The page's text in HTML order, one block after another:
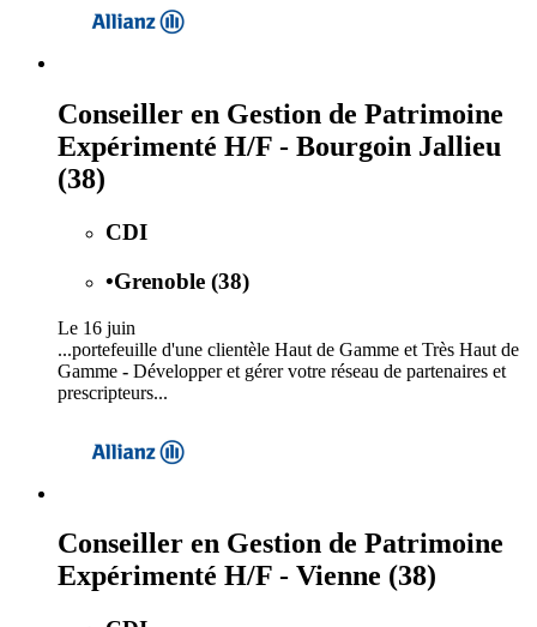
Conseiller en Gestion de Patrimoine
Expérimenté H/F - Bourgoin Jallieu
(38)
CDI
•Grenoble (38)
Le 16 juin
...portefeuille d'une clientèle Haut de Gamme et Très Haut de
Gamme - Développer et gérer votre réseau de partenaires et
prescripteurs...
Conseiller en Gestion de Patrimoine
Expérimenté H/F - Vienne (38)